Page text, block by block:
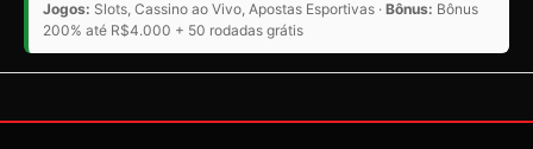
Jogos: Slots, Cassino ao Vivo, Apostas Esportivas · Bônus: Bônus
200% até R$4.000 + 50 rodadas grátis